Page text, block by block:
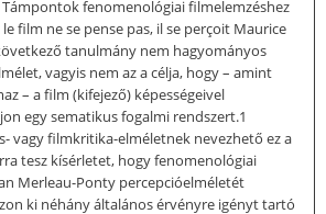
fenomenológiai filmelemzéshez
film ne se pense pas, il se perçoit Maurice
tanulmány nem hagyományos
vagyis nem az a célja, hogy – amint
– a film (kifejező) képességeivel
egy sematikus fogalmi rendszert.1
vagy filmkritika-elméletnek nevezhető ez a
tesz kísérletet, hogy fenomenológiai
Merleau-Ponty percepcióelméletét
ki néhány általános érvényre igényt tartó